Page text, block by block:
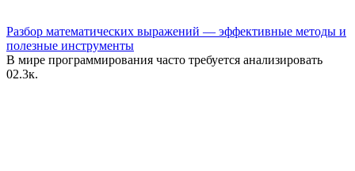
Разбор математических выражений — эффективные методы и
полезные инструменты
В мире программирования часто требуется анализировать
02.3к.